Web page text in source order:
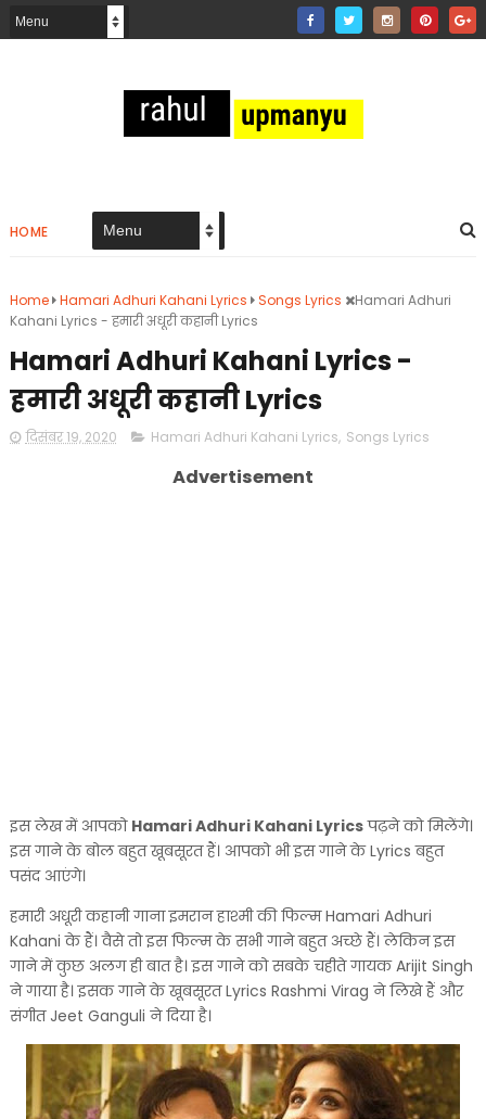
HOME
Home Hamari Adhuri Kahani Lyrics Songs Lyrics
Hamari Adhuri
Kahani Lyrics - हमारी अधूरी कहानी Lyrics
Hamari Adhuri Kahani Lyrics -
हमारी अधूरी कहानी Lyrics
दिसंबर 19, 2020 Hamari Adhuri Kahani Lyrics, Songs Lyrics
Advertisement
इस लेख में आपको Hamari Adhuri Kahani Lyricsपढ़ने को मिलेंगे।
इस गाने के बोल बहुत खूबसूरत हैं। आपको भी इस गाने के Lyrics बहुत
पसंद आएंगे।
हमारी अधूरी कहानी गाना इमरान हाश्मी की फिल्म Hamari Adhuri
Kahani के हैं। वैसे तो इस फिल्म के सभी गाने बहुत अच्छे हैं। लेकिन इस
गाने में कुछ अलग ही बात है। इस गाने को सबके चहीते गायक Arijit Singh
ने गाया है। इसक गाने के खूबसूरत Lyrics Rashmi Virag ने लिखे हैं और
संगीत Jeet Ganguli ने दिया है।